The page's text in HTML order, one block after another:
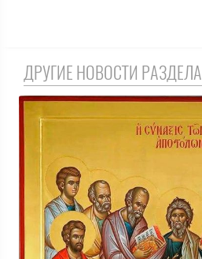
ДРУГИЕ НОВОСТИ РАЗДЕЛА